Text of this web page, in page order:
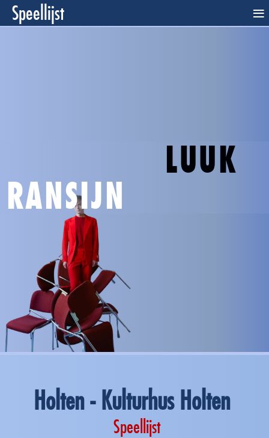
LUUK
RANSIJN
Holten - Kulturhus Holten
Speellijst
Speellijst ≡